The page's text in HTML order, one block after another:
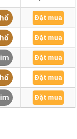
Đặt mua
Đặt mua
Đặt mua
Đặt mua
Đặt mua